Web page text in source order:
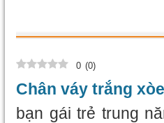
0 (0)
Chân váy trắng
bạn gái trẻ trung